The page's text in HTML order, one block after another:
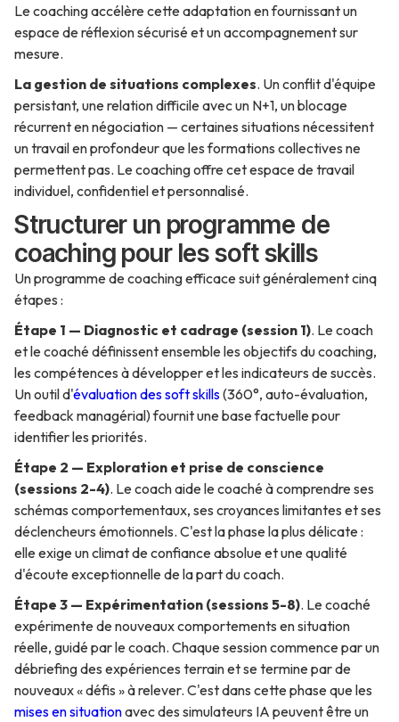
Le coaching accélère cette adaptation en fournissant un
espace de réflexion sécurisé et un accompagnement sur
mesure.
La gestion de situations complexes. Un conflit d'équipe
persistant, une relation difficile avec un N+1, un blocage
récurrent en négociation — certaines situations nécessitent
un travail en profondeur que les formations collectives ne
permettent pas. Le coaching offre cet espace de travail
individuel, confidentiel et personnalisé.
Structurer un programme de
coaching pour les soft skills
Un programme de coaching efficace suit généralement cinq
étapes :
Étape 1 — Diagnostic et cadrage (session 1). Le coach
et le coaché définissent ensemble les objectifs du coaching,
les compétences à développer et les indicateurs de succès.
Un outil d'évaluation des soft skills(360°, auto-évaluation,
feedback managérial) fournit une base factuelle pour
identifier les priorités.
Étape 2 — Exploration et prise de conscience
(sessions 2-4). Le coach aide le coaché à comprendre ses
schémas comportementaux, ses croyances limitantes et ses
déclencheurs émotionnels. C'est la phase la plus délicate :
elle exige un climat de confiance absolue et une qualité
d'écoute exceptionnelle de la part du coach.
Étape 3 — Expérimentation (sessions 5-8). Le coaché
expérimente de nouveaux comportements en situation
réelle, guidé par le coach. Chaque session commence par un
débriefing des expériences terrain et se termine par de
nouveaux « défis » à relever. C'est dans cette phase que les
mises en situationavec des simulateurs IA peuvent être un